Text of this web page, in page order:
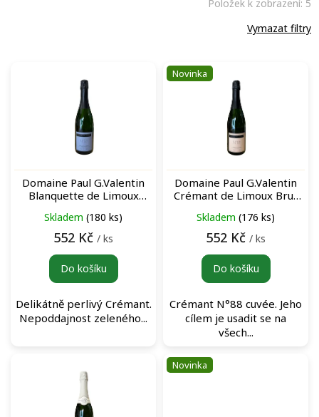
Vymazat filtry
Položek k zobrazení: 5
o Domaine Paul G.Valentin
Blanquette de Limoux
Skladem (180 ks)
552 Kč / ks
Do košíku
Delikátně perlivý Crémant.
Nepoddajnost zeleného...
Novinka
Domaine Paul G.Valentin
Crémant de Limoux Brut
Skladem (176 ks)
552 Kč / ks
Do košíku
Crémant N°88 cuvée. Jeho
cílem je usadit se na
všech...
Novinka